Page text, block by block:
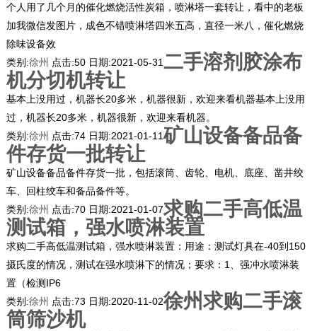
个人用了几个月的催化燃烧活性炭箱，喷淋塔一套转让，看中的老板
加我微信发图片，成色不错喷淋塔四米五高，直径一米八，催化燃烧
除味设备效
类别:徐州 点击:50 日期:2021-05-31 二手溶剂胶涂布
机分切机转让
基本上没用过，机器长20多米，机器很新，欢迎来看机器基本上没用
过，机器长20多米，机器很新，欢迎来看机器。
类别:徐州 点击:74 日期:2021-01-11矿山设备备品备
件存货一批转让
矿山设备备品备件存货一批，包括滚筒、齿轮、电机、底座、凿井绞
车、回柱绞车和备品备件等。
类别:徐州 点击:70 日期:2021-01-07求购二手高低温
测试箱，强水喷淋装置
求购二手高低温测试箱，强水喷淋装置：用途：测试灯具在-40到150
摄氏度的情况，测试在强水喷淋下的情况；要求：1、强冲水喷淋装
置（检测IP6
类别:徐州 点击:73 日期:2020-11-02徐州求购二手滚
筒筛沙机